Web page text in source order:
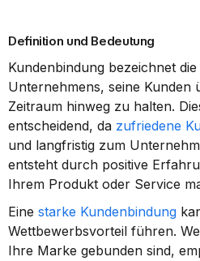
Definition und Bedeutung
Kundenbindung bezeichnet die
Unternehmens, seine Kunden
Zeitraum hinweg zu halten.
entscheidend, da zufriedene
und langfristig zum
entsteht durch positive
Ihrem Produkt oder Service
Eine starke Kundenbindung
Wettbewerbsvorteil führen.
Ihre Marke gebunden sind,